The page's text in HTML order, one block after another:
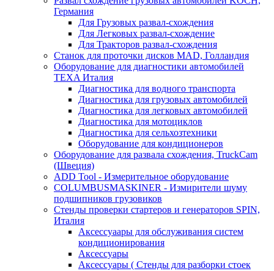
Германия
Для Грузовых развал-схождения
Для Легковых развал-схождение
Для Тракторов развал-схождения
Станок для проточки дисков MAD, Голландия
Оборудование для диагностики автомобилей
TEXA Италия
Диагностика для водного транспорта
Диагностика для грузовых автомобилей
Диагностика для легковых автомобилей
Диагностика для мотоциклов
Диагностика для сельхозтехники
Оборудование для кондиционеров
Оборудование для развала схождения, TruckCam
(Швеция)
ADD Tool - Измерительное оборудование
COLUMBUSMASKINER - Измирители шуму
подшипников грузовиков
Стенды проверки стартеров и генераторов SPIN,
Италия
Аксессуаары для обслуживания систем
кондиционирования
Аксессуары
Аксессуары ( Стенды для разборки стоек